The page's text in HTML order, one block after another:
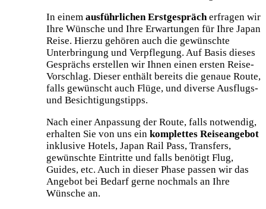
In einem ausführlichen Erstgesprächerfragen wir
Ihre Wünsche und Ihre Erwartungen für Ihre Japan
Reise. Hierzu gehören auch die gewünschte
Unterbringung und Verpflegung. Auf Basis dieses
Gesprächs erstellen wir Ihnen einen ersten Reise-
Vorschlag. Dieser enthält bereits die genaue Route,
falls gewünscht auch Flüge, und diverse Ausflugs-
und Besichtigungstipps.
Nach einer Anpassung der Route, falls notwendig,
erhalten Sie von uns ein komplettes Reiseangebot
inklusive Hotels, Japan Rail Pass, Transfers,
gewünschte Eintritte und falls benötigt Flug,
Guides, etc. Auch in dieser Phase passen wir das
Angebot bei Bedarf gerne nochmals an Ihre
Wünsche an.